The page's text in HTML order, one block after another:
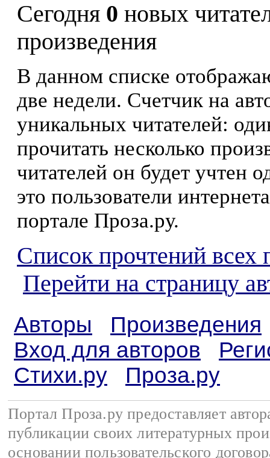
Сегодня 0 новых
произведения
В данном списке
две недели. Счетчик на
уникальных читателей:
прочитать несколько
читателей он будет учтен
это пользователи
портале Проза.ру.
Список прочтений всех
Перейти на страницу
Авторы
Произведения
Вход для авторов
Стихи.ру
Проза.ру
Портал Проза.ру предоставляет
публикации своих литературных
основании пользовательского